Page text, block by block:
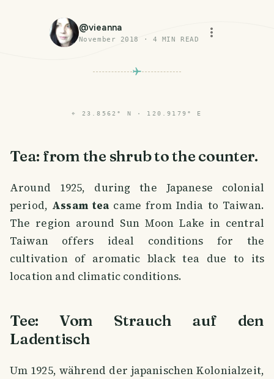
@vieanna
November 2018 · 4 MIN READ
⌖ 23.8562° N · 120.9179° E
Tea: from the shrub to the counter.
Around 1925, during the Japanese colonial
period, Assam tea came from India to Taiwan.
The region around Sun Moon Lake in central
Taiwan offers ideal conditions for the
cultivation of aromatic black tea due to its
location and climatic conditions.
Tee: Vom Strauch auf den
Ladentisch
Um 1925, während der japanischen Kolonialzeit,